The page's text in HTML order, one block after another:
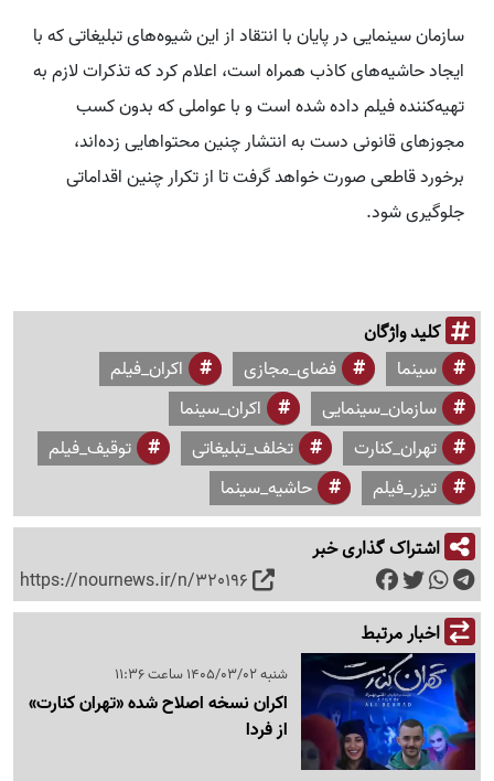
سازمان سینمایی در پایان با انتقاد از این شیوه‌های تبلیغاتی که با
ایجاد حاشیه‌های کاذب همراه است، اعلام کرد که تذکرات لازم به
تهیه‌کننده فیلم داده شده است و با عواملی که بدون کسب
مجوزهای قانونی دست به انتشار چنین محتواهایی زده‌اند،
برخورد قاطعی صورت خواهد گرفت تا از تکرار چنین اقداماتی
جلوگیری شود.
کلید واژگان
سینما فضای_مجازی
اکران_فیلم
سازمان_سینمایی
اکران_سینما
تهران_کنارت
تخلف_تبلیغاتی
توقیف_فیلم
تیزر_فیلم
حاشیه_سینما
اشتراک گذاری خبر
https://nournews.ir/n/320196
اخبار مرتبط
شنبه 1405/03/02 ساعت 11:36
اکران نسخه اصلاح شده «تهران کنارت»
از فردا